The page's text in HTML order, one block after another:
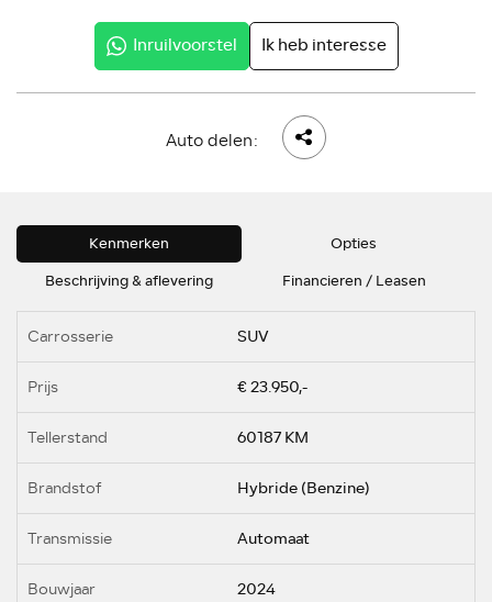
Inruilvoorstel Ik heb interesse
Auto delen:
Kenmerken
Opties
Beschrijving & aflevering
Financieren / Leasen
Carrosserie SUV
Prijs € 23.950,-
Tellerstand 60187 KM
Brandstof Hybride (Benzine)
Transmissie Automaat
Bouwjaar 2024